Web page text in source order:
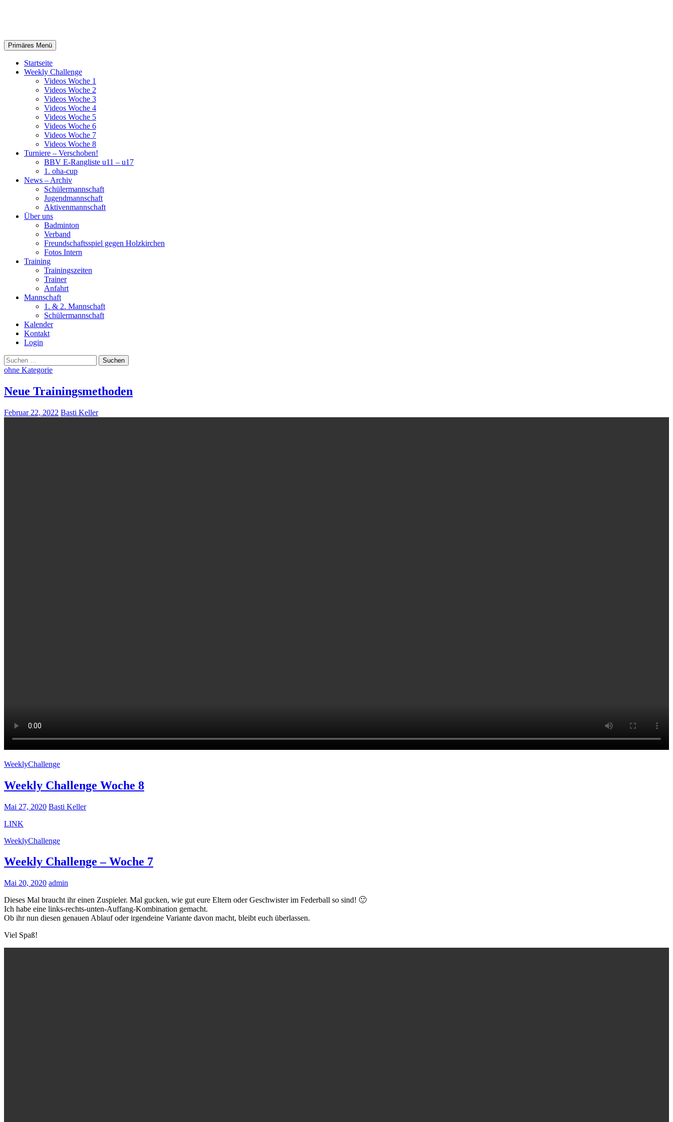
Suchen
Primäres Menü Springe
zum
Startseite
Weekly Challenge
Videos Woche 1
Videos Woche 2
Videos Woche 3
Videos Woche 4
Videos Woche 5
Videos Woche 6
Videos Woche 7
Videos Woche 8
Turniere – Verschoben!
BBV E-Rangliste u11 – u17
1. oha-cup
News – Archiv
Schülermannschaft
Jugendmannschaft
Aktivenmannschaft
Über uns
Badminton
Verband
Freundschaftsspiel gegen Holzkirchen
Fotos Intern
Training
Trainingszeiten
Trainer
Anfahrt
Mannschaft
1. & 2. Mannschaft
Schülermannschaft
Kalender
Kontakt
Login
Suchen
nach:
ohne Kategorie
Neue Trainingsmethoden
Februar 22, 2022 Basti Keller
WeeklyChallenge
Weekly Challenge Woche 8
Mai 27, 2020 Basti Keller
LINK
WeeklyChallenge
Weekly Challenge – Woche 7
Mai 20, 2020 admin
Dieses Mal braucht ihr einen Zuspieler. Mal gucken, wie gut eure Eltern oder Geschwister im Federball so sind! 🙂
Ich habe eine links-rechts-unten-Auffang-Kombination gemacht.
Ob ihr nun diesen genauen Ablauf oder irgendeine Variante davon macht, bleibt euch überlassen.
Viel Spaß!